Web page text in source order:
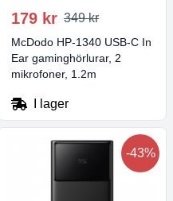
179 kr 349 kr
McDodo HP-1340 USB-C In
Ear gaminghörlurar, 2
mikrofoner, 1.2m
I lager
-43%